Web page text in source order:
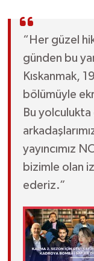
“Her güzel
günden bu
Kıskanmak,
bölümüyle
Bu
yayıncımız
bizimle olan
ederiz.”